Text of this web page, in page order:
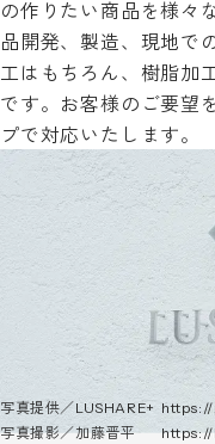
の作りたい商品を様々
品開発、製造、現地で
工はもちろん、樹脂加
です。お客様のご要望
プで対応いたします。
写真提供／LUSHARE+
写真撮影／加藤晋平